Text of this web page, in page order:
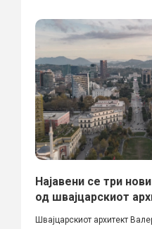
Најавени се три
од швајцарскиот
Швајцарскиот архитект